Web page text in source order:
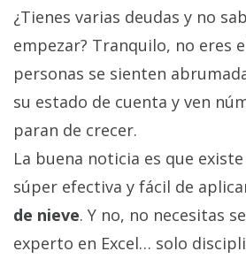
¿Tienes varias deudas y no
empezar? Tranquilo, no eres
personas se sienten
su estado de cuenta y ven
paran de crecer.
La buena noticia es que
súper efectiva y fácil de
de nieve. Y no, no necesitas
experto en Excel… solo